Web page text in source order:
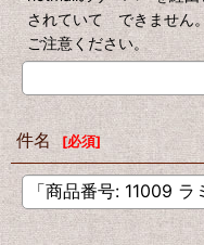
されていて できません
ご注意ください。
件名 [必須]